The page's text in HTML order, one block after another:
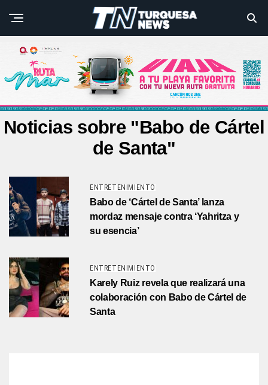
Noticias sobre "Babo de Cártel
de Santa"
ENTRETENIMIENTO
Babo de ‘Cártel de Santa’ lanza
mordaz mensaje contra ‘Yahritza y
su esencia’
ENTRETENIMIENTO
Karely Ruiz revela que realizará una
colaboración con Babo de Cártel de
Santa